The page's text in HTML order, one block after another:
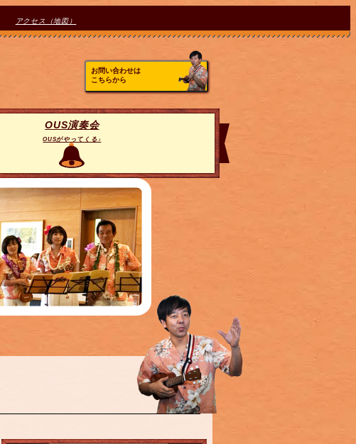
アクセス（地図）
お問い合わせは
こちらから
OUS演奏会
OUSがやってくる♪